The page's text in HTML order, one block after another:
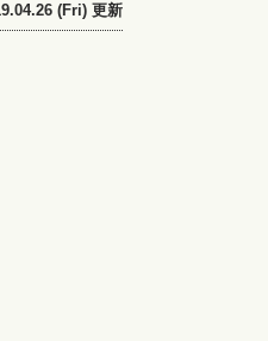
(Fri) 更新